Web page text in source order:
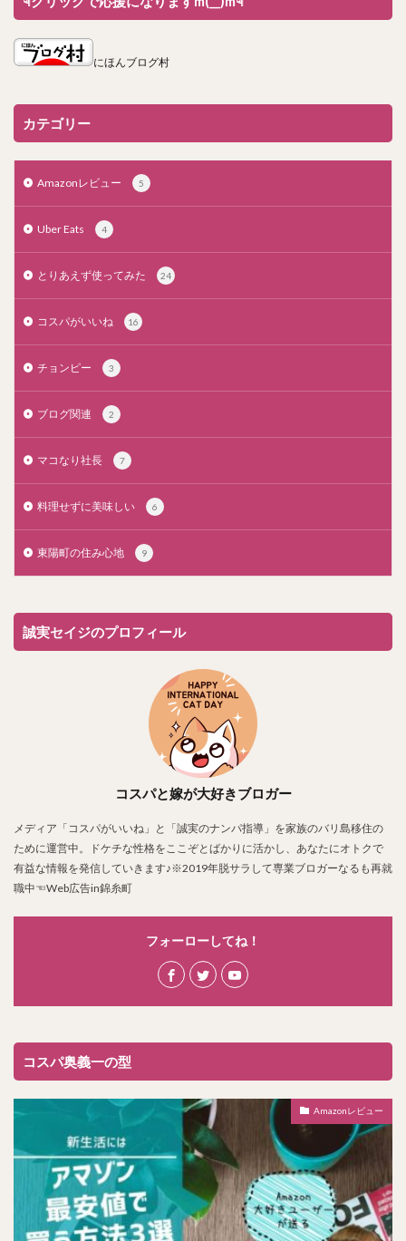
にほんブログ村
カテゴリー
Amazonレビュー 5
Uber Eats 4
とりあえず使ってみた 24
コスパがいいね 16
チョンピー 3
ブログ関連 2
マコなり社長 7
料理せずに美味しい 6
東陽町の住み心地 9
誠実セイジのプロフィール
コスパと嫁が大好きブロガー
メディア「コスパがいいね」と「誠実のナンパ指導」を家族のバリ島移住の
ために運営中。ドケチな性格をここぞとばかりに活かし、あなたにオトクで
有益な情報を発信していきます♪※2019年脱サラして専業ブロガーなるも再就
職中☜Web広告in錦糸町
フォーローしてね！
コスパ奥義一の型
Amazonレビュー